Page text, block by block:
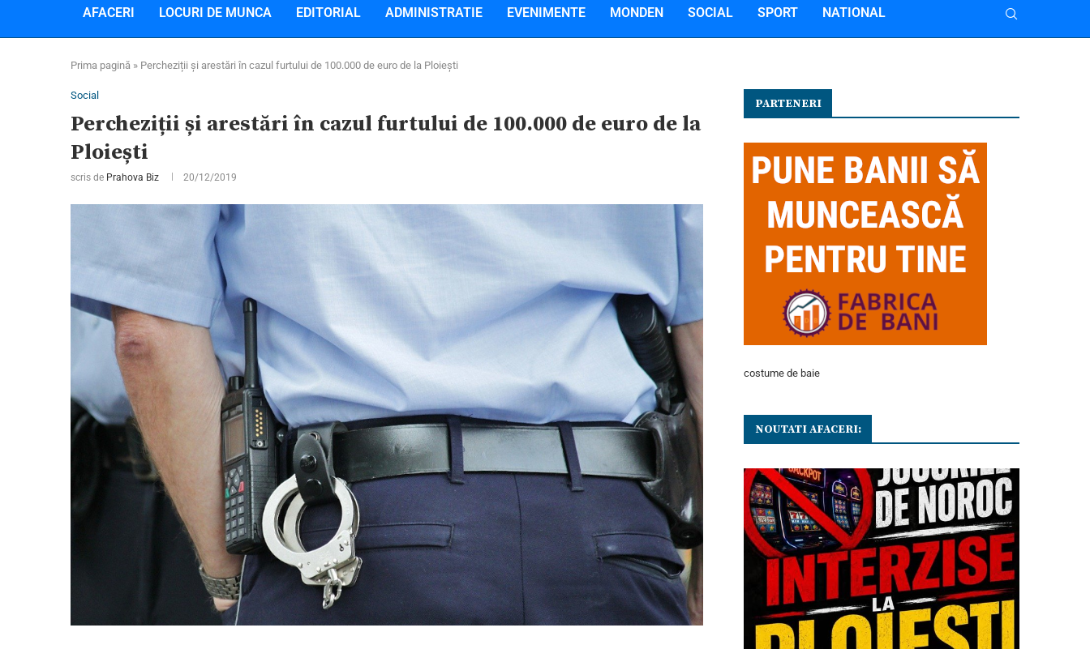
AFACERI LOCURI DE MUNCA EDITORIAL ADMINISTRATIE EVENIMENTE MONDEN SOCIAL SPORT NATIONAL
Prima pagină » Percheziții și arestări în cazul furtului de 100.000 de euro de la Ploiești
Social
Percheziții și arestări în cazul furtului de 100.000 de euro de la
Ploiești
scris de Prahova Biz 20/12/2019
PARTENERI
costume de baie
NOUTATI AFACERI: